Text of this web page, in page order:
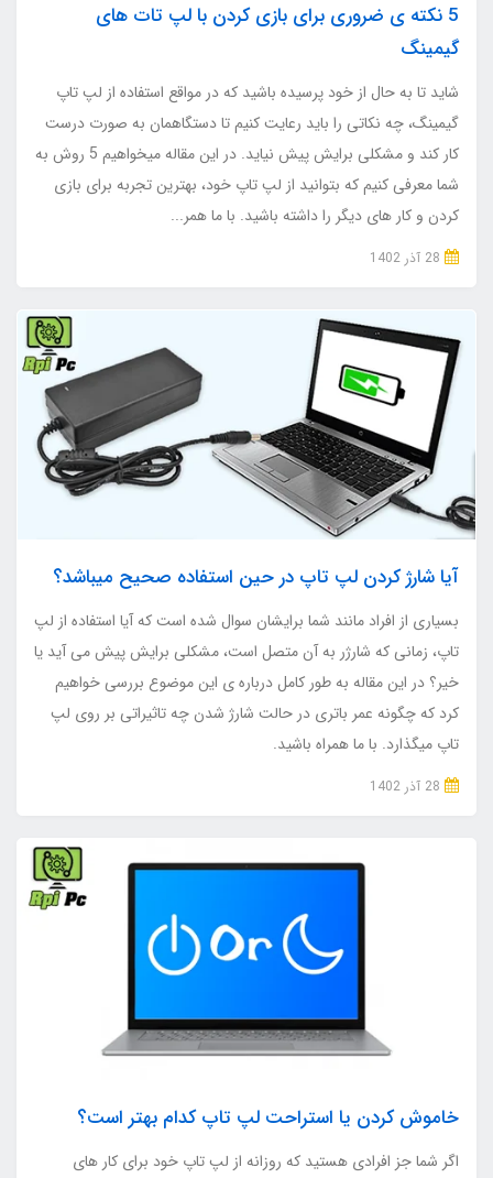
5 نکته ی ضروری برای بازی کردن با لپ تات های
گیمینگ
شاید تا به حال از خود پرسیده باشید که در مواقع استفاده از لپ تاپ
گیمینگ، چه نکاتی را باید رعایت کنیم تا دستگاهمان به صورت درست
کار کند و مشکلی برایش پیش نیاید. در این مقاله میخواهیم 5 روش به
شما معرفی کنیم که بتوانید از لپ تاپ خود، بهترین تجربه برای بازی
کردن و کار های دیگر را داشته باشید. با ما همر...
آیا شارژ کردن لپ تاپ در حین استفاده صحیح میباشد؟
بسیاری از افراد مانند شما برایشان سوال شده است که آیا استفاده از لپ
تاپ، زمانی که شارژر به آن متصل است، مشکلی برایش پیش می آید یا
خیر؟ در این مقاله به طور کامل درباره ی این موضوع بررسی خواهیم
کرد که چگونه عمر باتری در حالت شارژ شدن چه تاثیراتی بر روی لپ
تاپ میگذارد. با ما همراه باشید.
خاموش کردن یا استراحت لپ تاپ کدام بهتر است؟
اگر شما جز افرادی هستید که روزانه از لپ تاپ خود برای کار های